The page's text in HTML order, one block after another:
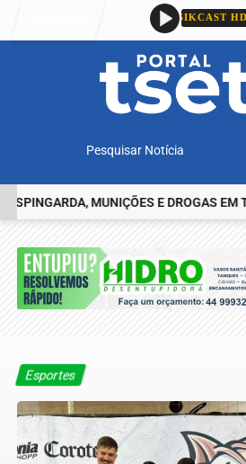
Pesquisar Notícia
MUNIÇÕES E DROGAS EM
Esportes